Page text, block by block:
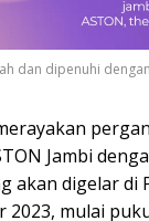
dan dipenuhi
Jambi
akan digelar di
2023, mulai